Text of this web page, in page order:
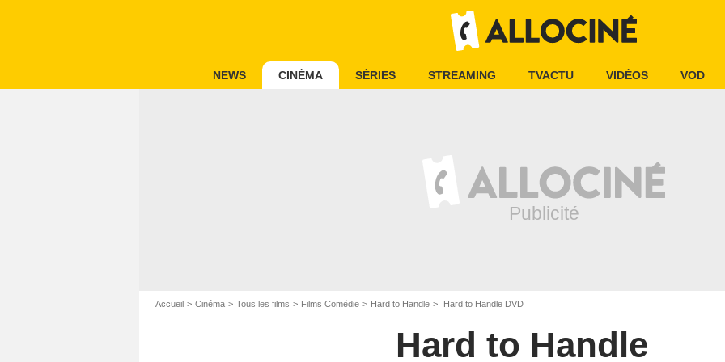
NEWS CINÉMA SÉRIES STREAMING TVACTU VIDÉOS VOD
Accueil Cinéma Tous les films Films Comédie Hard to Handle Hard to Handle DVD
Hard to Handle